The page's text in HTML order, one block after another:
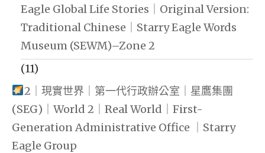
Eagle Global Life Stories｜Original Version:
Traditional Chinese｜Starry Eagle Words
Museum (SEWM)–Zone 2
(11)
2｜現實世界｜第一代行政辦公室｜星鷹集團
(SEG)｜World 2｜Real World｜First-
Generation Administrative Office ｜Starry
Eagle Group